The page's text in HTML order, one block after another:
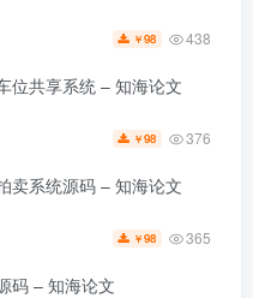
￥98 438
位共享系统 – 知海论文
￥98 376
卖系统源码 – 知海论文
￥98 365
码 – 知海论文